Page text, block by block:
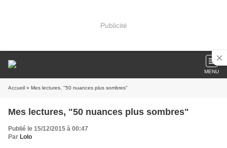
Publicité
MENU
Accueil » Mes lectures, "50 nuances plus sombres"
Mes lectures, "50 nuances plus sombres"
Publié le 15/12/2015 à 00:47
Par Lolo